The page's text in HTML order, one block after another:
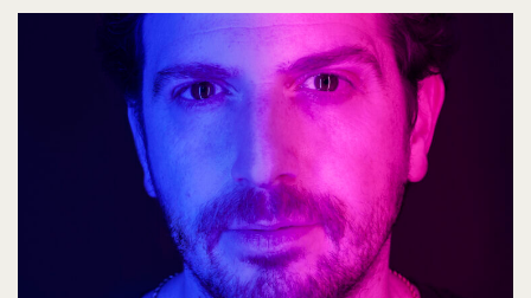
Lees verder